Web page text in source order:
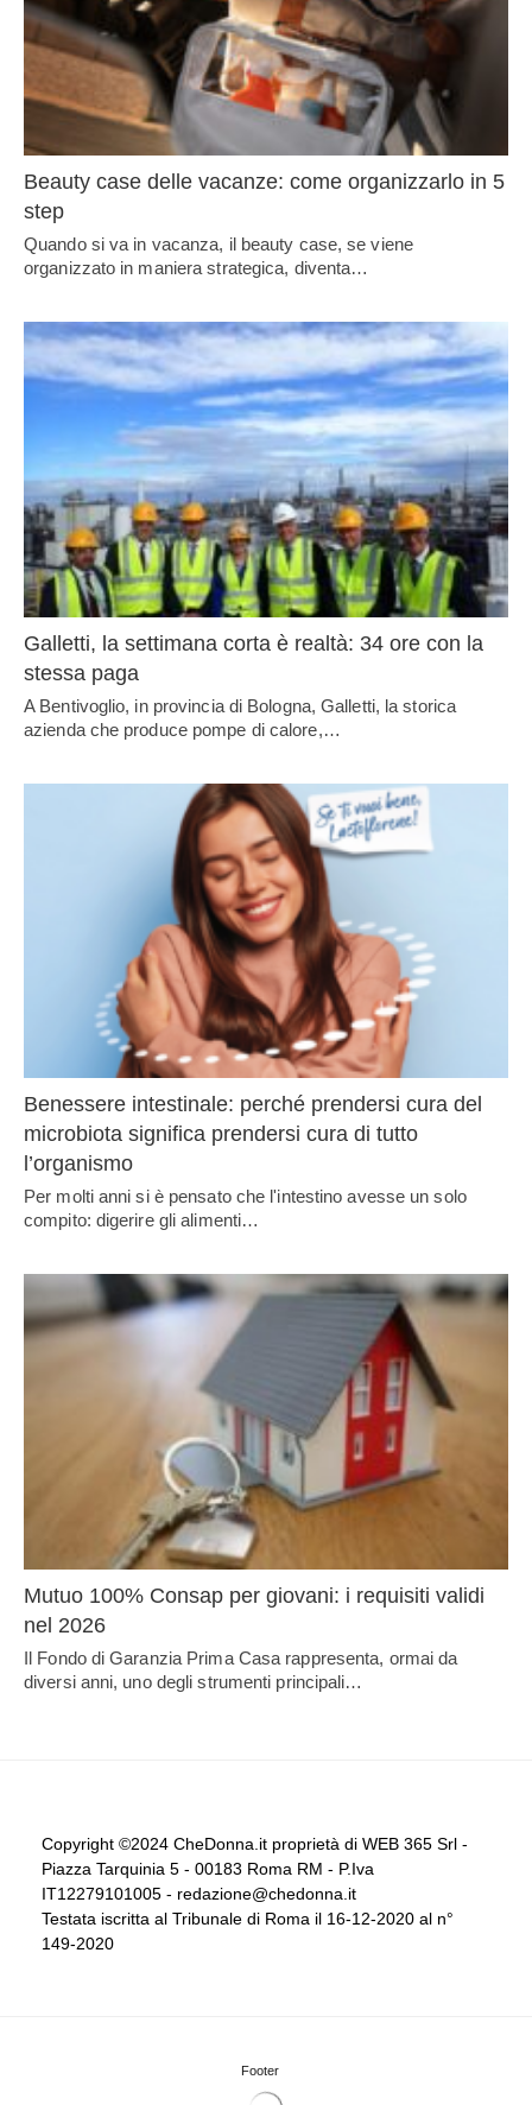
Beauty case delle vacanze: come organizzarlo in 5
step
Quando si va in vacanza, il beauty case, se viene
organizzato in maniera strategica, diventa…
Galletti, la settimana corta è realtà: 34 ore con la
stessa paga
A Bentivoglio, in provincia di Bologna, Galletti, la storica
azienda che produce pompe di calore,…
Benessere intestinale: perché prendersi cura del
microbiota significa prendersi cura di tutto
l’organismo
Per molti anni si è pensato che l'intestino avesse un solo
compito: digerire gli alimenti…
Mutuo 100% Consap per giovani: i requisiti validi
nel 2026
Il Fondo di Garanzia Prima Casa rappresenta, ormai da
diversi anni, uno degli strumenti principali…
Copyright ©2024 CheDonna.it proprietà di WEB 365 Srl -
Piazza Tarquinia 5 - 00183 Roma RM - P.Iva
IT12279101005 - redazione@chedonna.it
Testata iscritta al Tribunale di Roma il 16-12-2020 al n°
149-2020
Footer